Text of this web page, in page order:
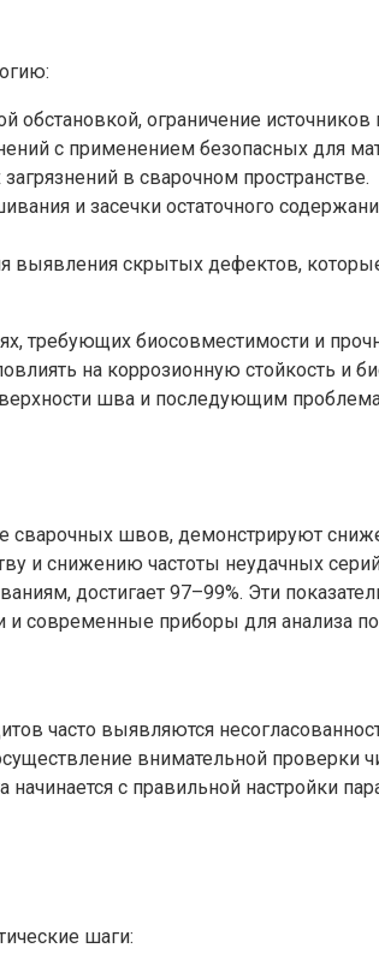
ограничение источников
с применением безопасных для
в сварочном пространстве.
и засечки остаточного
скрытых дефектов,
биосовместимости и
на коррозионную стойкость и
шва и последующим
сварочных швов, демонстрируют
и снижению частоты неудачных
достигает 97–99%. Эти
современные приборы для анализа
часто выявляются
внимательной проверки
с правильной настройки
шаги: